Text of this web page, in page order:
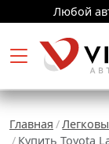
Любой
Главная
Купить Toyota